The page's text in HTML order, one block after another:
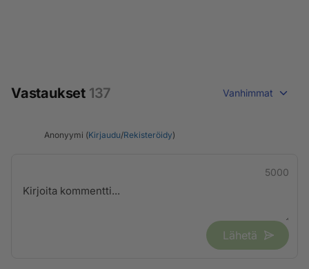
Vastaukset 137 Vanhimmat
Anonyymi (Kirjaudu/Rekisteröidy)
5000
Lähetä